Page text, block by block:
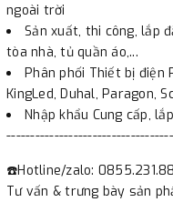
ngoài trời
Sản xuất, thi công, lắp
tòa nhà, tủ quần áo,...
Phân phối Thiết bị điện
KingLed, Duhal, Paragon,
Nhập khẩu Cung cấp,
☎️Hotline/zalo:
Tư vấn & trưng bày sản